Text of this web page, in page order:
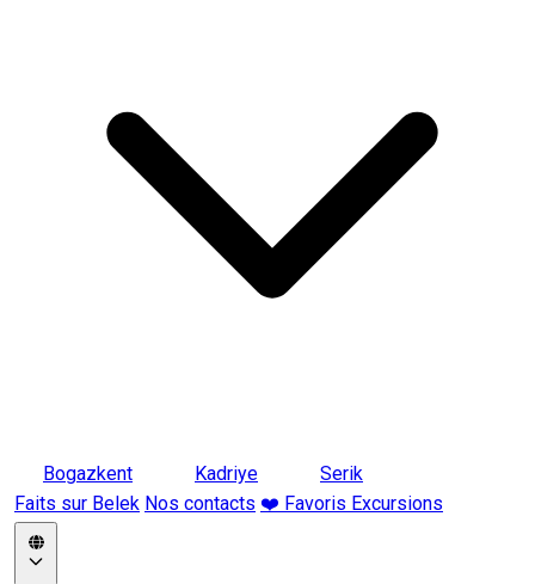
Bogazkent Kadriye
Serik
Faits sur Belek Nos contacts ❤️ Favoris Excursions